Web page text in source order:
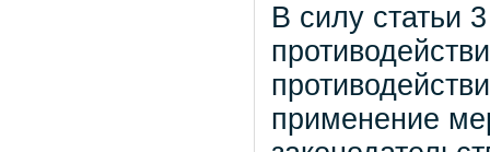
В силу статьи
применение